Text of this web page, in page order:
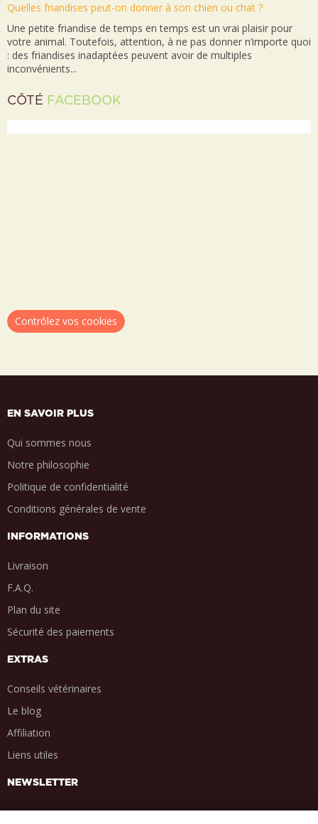
Quelles friandises peut-on donner à son chien ou chat ?
Une petite friandise de temps en temps est un vrai plaisir pour
votre animal. Toutefois, attention, à ne pas donner n’importe quoi
: des friandises inadaptées peuvent avoir de multiples
inconvénients...
CÔTÉ FACEBOOK
Contrôlez vos cookies
EN SAVOIR PLUS
Qui sommes nous
Notre philosophie
Politique de confidentialité
Conditions générales de vente
INFORMATIONS
Livraison
F.A.Q.
Plan du site
Sécurité des paiements
EXTRAS
Conseils vétérinaires
Le blog
Affiliation
Liens utiles
NEWSLETTER